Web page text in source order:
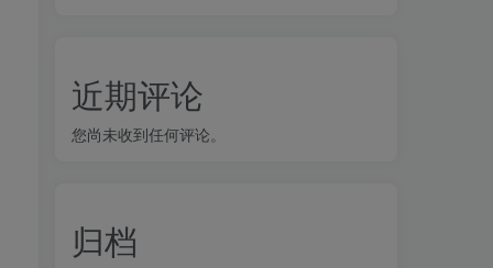
近期评论
您尚未收到任何评论。
归档